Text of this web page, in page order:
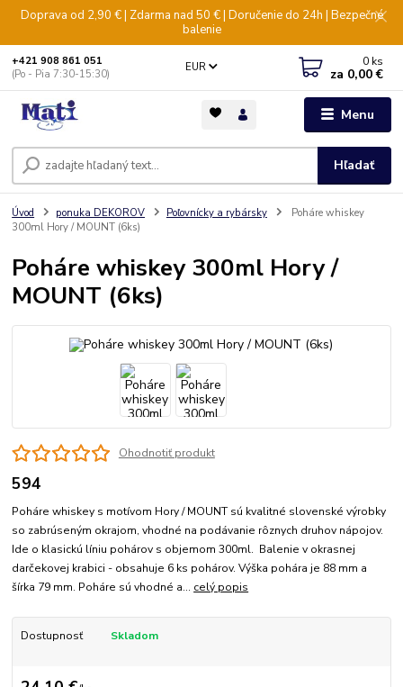
Doprava od 2,90 € | Zdarma nad 50 € | Doručenie do 24h | Bezpečné
balenie
Menu
EUR
Hľadať
+421 908 861 051
(Po - Pia 7:30-15:30)
0 ks
za 0,00 €
Úvod ponuka DEKOROV Poľovnícky a rybársky
Poháre whiskey
300ml Hory / MOUNT (6ks)
Poháre whiskey 300ml Hory /
MOUNT (6ks)
Ohodnotiť produkt
594
Poháre whiskey s motívom Hory / MOUNT sú kvalitné slovenské výrobky
so zabrúseným okrajom, vhodné na podávanie rôznych druhov nápojov.
Ide o klasickú líniu pohárov s objemom 300ml. Balenie v okrasnej
darčekovej krabici - obsahuje 6 ks pohárov. Výška pohára je 88 mm a
šírka 79 mm. Poháre sú vhodné a... celý popis
Dostupnosť Skladom